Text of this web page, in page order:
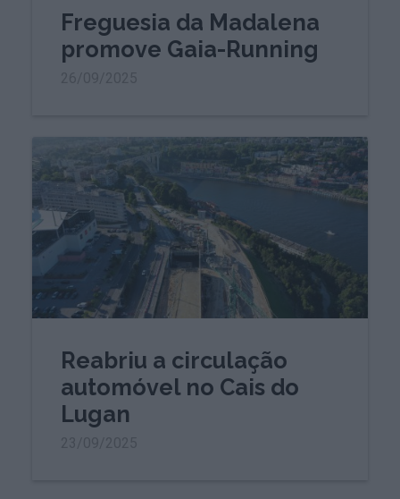
Freguesia da Madalena
promove Gaia-Running
Reabriu a circulação
automóvel no Cais do
Lugan